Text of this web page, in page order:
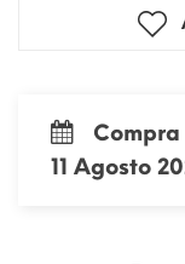
11 Agosto